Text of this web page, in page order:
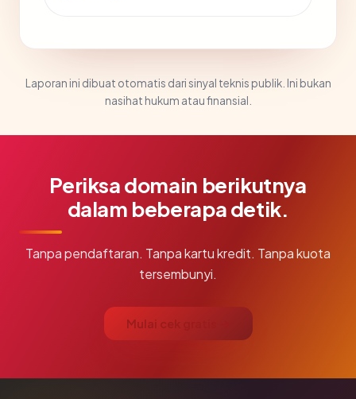
Laporan ini dibuat otomatis dari sinyal teknis publik. Ini bukan
nasihat hukum atau finansial.
Periksa domain berikutnya
dalam beberapa detik.
Tanpa pendaftaran. Tanpa kartu kredit. Tanpa kuota
tersembunyi.
Mulai cek gratis →